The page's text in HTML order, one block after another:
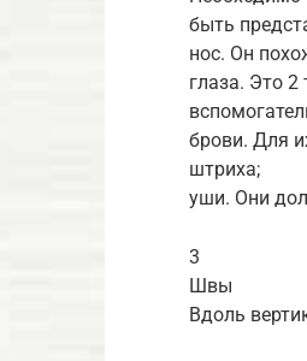
быть
нос. Он
глаза. Это
брови. Для
штриха;
уши. Они
3
Швы
Вдоль